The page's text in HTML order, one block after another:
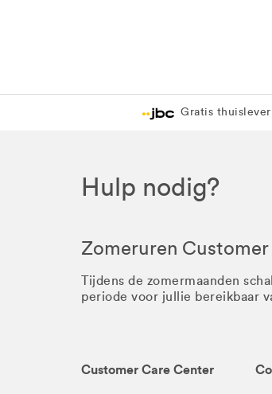
Gratis
Hulp nodig?
Zomeruren
Tijdens de zomermaanden
periode voor jullie bereikbaar
Customer Care Center